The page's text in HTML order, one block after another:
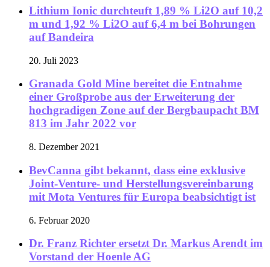
Lithium Ionic durchteuft 1,89 % Li2O auf 10,2
m und 1,92 % Li2O auf 6,4 m bei Bohrungen
auf Bandeira
20. Juli 2023
Granada Gold Mine bereitet die Entnahme
einer Großprobe aus der Erweiterung der
hochgradigen Zone auf der Bergbaupacht BM
813 im Jahr 2022 vor
8. Dezember 2021
BevCanna gibt bekannt, dass eine exklusive
Joint-Venture- und Herstellungsvereinbarung
mit Mota Ventures für Europa beabsichtigt ist
6. Februar 2020
Dr. Franz Richter ersetzt Dr. Markus Arendt im
Vorstand der Hoenle AG